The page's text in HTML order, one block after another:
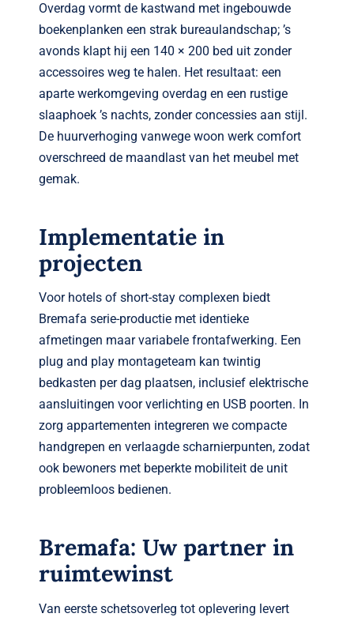
Overdag vormt de kastwand met ingebouwde
boekenplanken een strak bureau­landschap; ’s
avonds klapt hij een 140 × 200 bed uit zonder
accessoires weg te halen. Het resultaat: een
aparte werkomgeving overdag en een rustige
slaap­hoek ’s nachts, zonder concessies aan stijl.
De huurverhoging vanwege woon werk comfort
overschreed de maandlast van het meubel met
gemak.
Implementatie in
projecten
Voor hotels of short-stay complexen biedt
Bremafa serie-productie met identieke
afmetingen maar variabele frontafwerking. Een
plug and play montage­team kan twintig
bedkasten per dag plaatsen, inclusief elektrische
aansluitingen voor verlichting en USB poorten. In
zorg appartementen integreren we compacte
handgrepen en verlaagde scharnier­­punten, zodat
ook bewoners met beperkte mobiliteit de unit
probleemloos bedienen.
Bremafa: Uw partner in
ruimtewinst
Van eerste schetsoverleg tot oplevering levert